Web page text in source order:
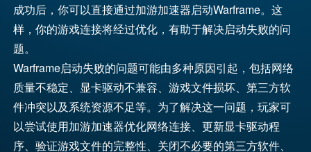
成功后，你可以直接通过加游加速器启动Warframe。这
样，你的游戏连接将经过优化，有助于解决启动失败的问
题。
Warframe启动失败的问题可能由多种原因引起，包括网络
质量不稳定、显卡驱动不兼容、游戏文件损坏、第三方软
件冲突以及系统资源不足等。为了解决这一问题，玩家可
以尝试使用加游加速器优化网络连接、更新显卡驱动程
序、验证游戏文件的完整性、关闭不必要的第三方软件、